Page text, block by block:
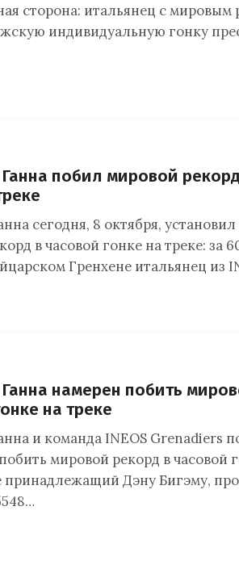
сторона: итальянец с мировым
индивидуальную гонку
побил мировой
сегодня, 8 октября,
в часовой гонке на треке: за
Гренхене итальянец из
намерен побить
на треке
и команда INEOS Grenadiers
мировой рекорд в часовой
принадлежащий Дэну Бигэму,